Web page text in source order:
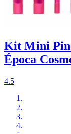
Kit Mini
Época
4.5